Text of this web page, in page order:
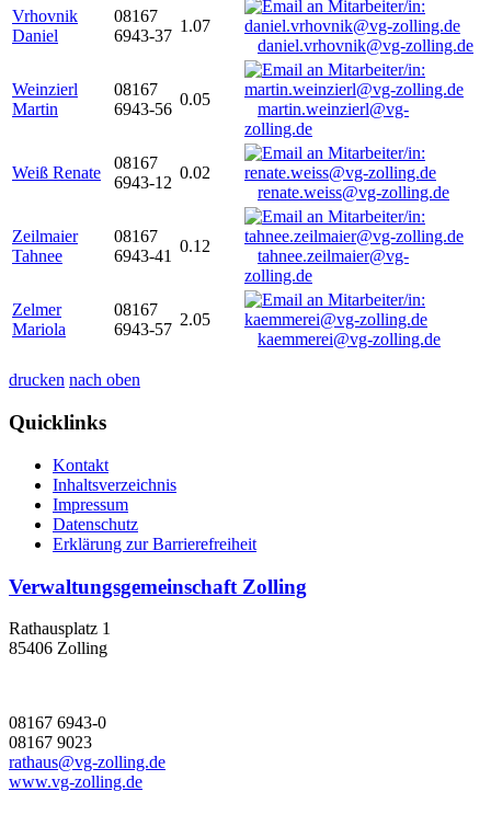
Vrhovnik
Daniel
08167
6943-37
1.07
daniel.vrhovnik@vg-zolling.de
Weinzierl
Martin
08167
6943-56
0.05
martin.weinzierl@vg-
zolling.de
Weiß Renate
08167
6943-12
0.02
renate.weiss@vg-zolling.de
Zeilmaier
Tahnee
08167
6943-41
0.12
tahnee.zeilmaier@vg-
zolling.de
Zelmer
Mariola
08167
6943-57
2.05
kaemmerei@vg-zolling.de
drucken nach oben
Quicklinks
Kontakt
Inhaltsverzeichnis
Impressum
Datenschutz
Erklärung zur Barrierefreiheit
Verwaltungsgemeinschaft Zolling
Rathausplatz 1
85406 Zolling
08167 6943-0
08167 9023
rathaus@vg-zolling.de
www.vg-zolling.de